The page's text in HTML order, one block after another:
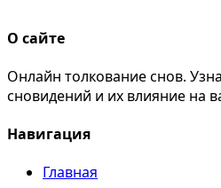
О сайте
Онлайн толкование снов.
сновидений и их влияние на
Навигация
Главная